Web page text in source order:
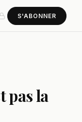
S'ABONNER
pas la